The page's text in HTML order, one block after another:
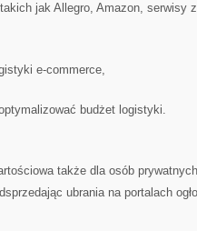
jak Allegro, Amazon, serwisy
e-commerce,
budżet logistyki.
także dla osób
ubrania na portalach